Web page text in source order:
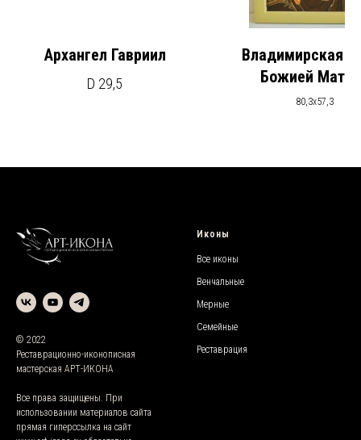
Архангел Гавриил
D 29,5
Владимирская
Божией
80,3х57,3
© 2022
Реставрационно-иконописная
мастерская АРТ-ИКОНА
Все права защищены. При
использовании материалов сайта
прямая гиперссылка на сайт
Иконы
Все иконы
Венчальные
Мерные
Семейные
Реставрация